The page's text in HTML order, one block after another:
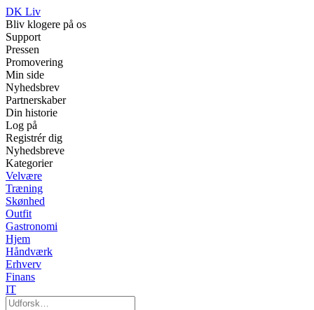
DK Liv
Bliv klogere på os
Support
Pressen
Promovering
Min side
Nyhedsbrev
Partnerskaber
Din historie
Log på
Registrér dig
Nyhedsbreve
Kategorier
Velvære
Træning
Skønhed
Outfit
Gastronomi
Hjem
Håndværk
Erhverv
Finans
IT